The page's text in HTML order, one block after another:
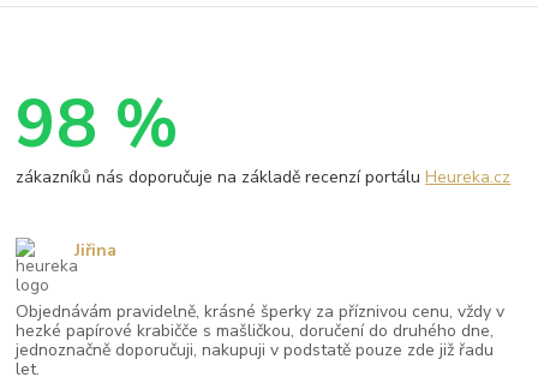
98 %
zákazníků nás doporučuje na základě recenzí portáluHeureka.cz
Objednávám pravidelně, krásné šperky za příznivou cenu, vždy v
hezké papírové krabičče s mašličkou, doručení do druhého dne,
jednoznačně doporučuji, nakupuji v podstatě pouze zde již řadu
let.
Jiřina